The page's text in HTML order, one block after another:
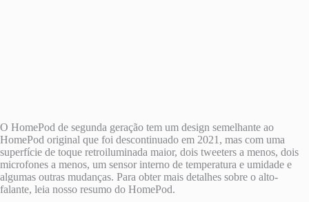
O HomePod de segunda geração tem um design semelhante ao
HomePod original que foi descontinuado em 2021, mas com uma
superfície de toque retroiluminada maior, dois tweeters a menos, dois
microfones a menos, um sensor interno de temperatura e umidade e
algumas outras mudanças. Para obter mais detalhes sobre o alto-
falante, leia nosso resumo do HomePod.